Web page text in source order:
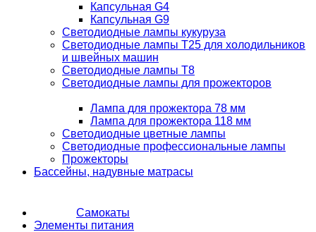
Капсульная G4
Капсульная G9
Светодиодные лампы кукуруза
Светодиодные лампы T25 для холодильников
и швейных машин
Светодиодные лампы T8
Светодиодные лампы для прожекторов
Лампа для прожектора 78 мм
Лампа для прожектора 118 мм
Светодиодные цветные лампы
Светодиодные профессиональные лампы
Прожекторы
Бассейны, надувные матрасы
Самокаты
Элементы питания